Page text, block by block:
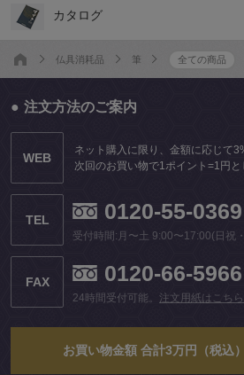
カタログ
仏具消耗品 筆 全ての商品
注文方法のご案内
WEB
ネット購入に限り、金額に応じて
次回のお買い物で1ポイント=1円と
TEL 0120-55-0369
受付時間:月〜土 9:00〜17:00(日祝
FAX 0120-66-5966
24時間受付可能。 注文用紙はこちら
お買い物金額 合計3万円（税込